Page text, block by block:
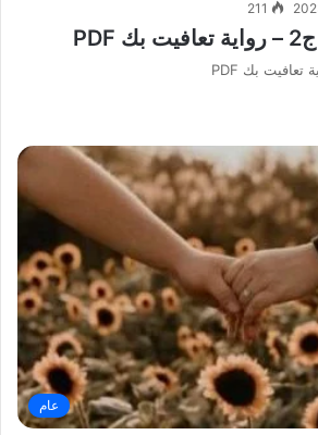
211
عام